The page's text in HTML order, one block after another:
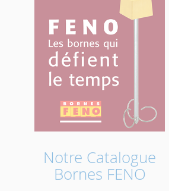
Notre Catalogue
Bornes FENO